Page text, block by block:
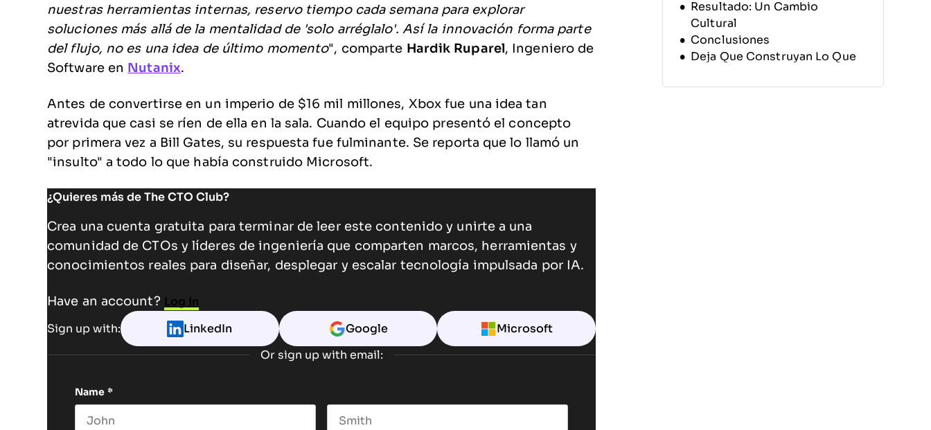
nuestras herramientas internas, reservo tiempo cada semana para explorar
soluciones más allá de la mentalidad de 'solo arréglalo'. Así la innovación forma parte
del flujo, no es una idea de último momento", comparte Hardik Ruparel , Ingeniero de
Software en Nutanix.
Antes de convertirse en un imperio de $16 mil millones, Xbox fue una idea tan
atrevida que casi se ríen de ella en la sala. Cuando el equipo presentó el concepto
por primera vez a Bill Gates, su respuesta fue fulminante. Se reporta que lo llamó un
"insulto" a todo lo que había construido Microsoft.
¿Quieres más de The CTO Club?
Crea una cuenta gratuita para terminar de leer este contenido y unirte a una
comunidad de CTOs y líderes de ingeniería que comparten marcos, herramientas y
conocimientos reales para diseñar, desplegar y escalar tecnología impulsada por IA.
Have an account? Log In
Sign up with: LinkedIn Google Microsoft
Or sign up with email:
Name *
Resultado: Un Cambio
Cultural
Conclusiones
Deja Que Construyan Lo Que